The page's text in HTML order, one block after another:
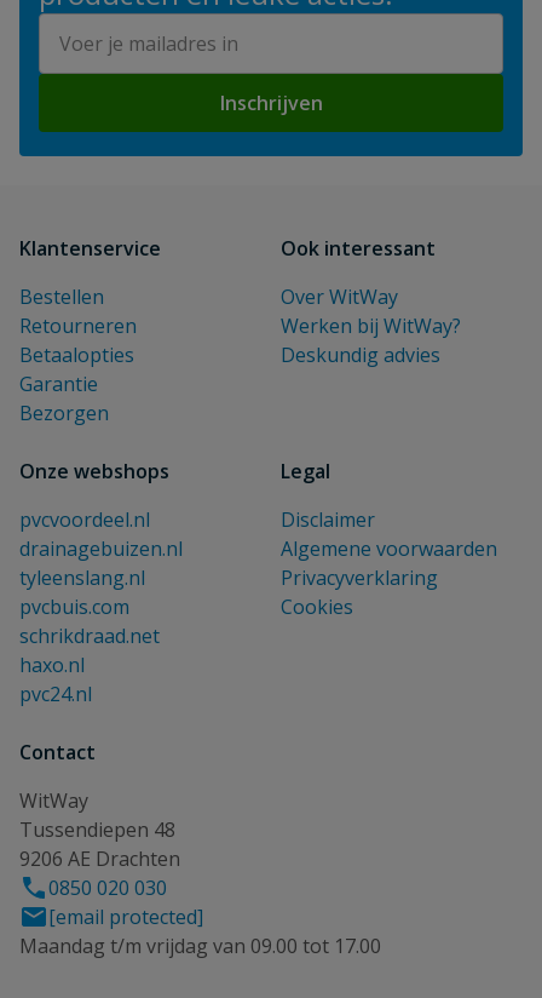
Inschrijven
Klantenservice
Bestellen
Retourneren
Betaalopties
Garantie
Bezorgen
Ook interessant
Over WitWay
Werken bij WitWay?
Deskundig advies
Onze webshops
pvcvoordeel.nl
drainagebuizen.nl
tyleenslang.nl
pvcbuis.com
schrikdraad.net
haxo.nl
pvc24.nl
Legal
Disclaimer
Algemene voorwaarden
Privacyverklaring
Cookies
Contact
WitWay
Tussendiepen 48
9206 AE Drachten
0850 020 030
[email protected]
Maandag t/m vrijdag van 09.00 tot 17.00